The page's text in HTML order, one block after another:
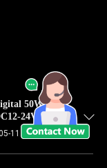
50Wx2
24V
11